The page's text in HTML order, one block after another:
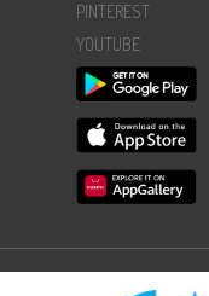
PINTEREST
YOUTUBE